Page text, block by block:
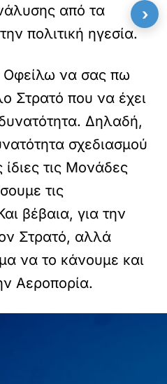
από τα
πολιτική ηγεσία.
Οφείλω να σας πω
Στρατό που να έχει
Δηλαδή,
σχεδιασμού
τις Μονάδες
τις
βέβαια, για την
Στρατό, αλλά
να το κάνουμε και
Αεροπορία.
›